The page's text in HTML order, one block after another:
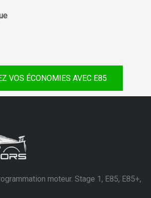
VOS ÉCONOMIES AVEC E85
moteur. Stage 1, E85, E85+,